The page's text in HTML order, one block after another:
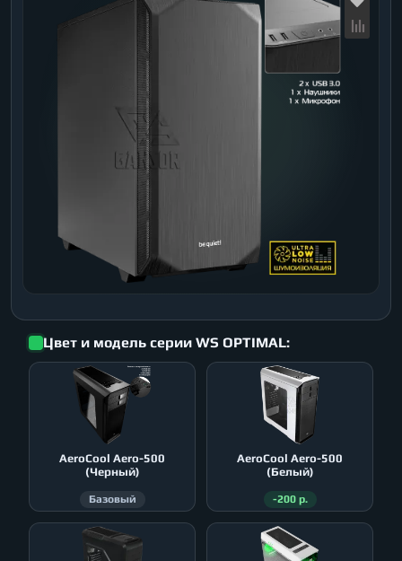
Цвет и модель серии WS OPTIMAL:
AeroСool Aero-500
(Черный)
Базовый
AeroСool Aero-500
(Белый)
-200 р.